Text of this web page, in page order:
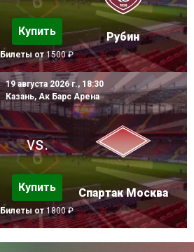
Купить
Билеты от1500 ₽
Рубин
19 августа 2026 г., 18:30
Казань, Ак Барс Арена
vs.
Купить
Билеты от1800 ₽
Спартак Москва